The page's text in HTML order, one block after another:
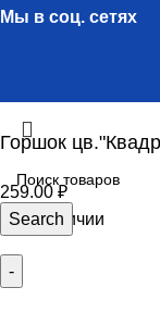
Мы в соц. сетях
Search
Горшок
259.00 ₽
11 в наличии